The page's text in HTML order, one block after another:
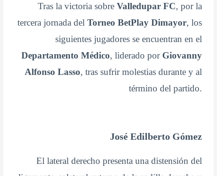
Tras la victoria sobre Valledupar FC, por la
tercera jornada del Torneo BetPlay Dimayor, los
siguientes jugadores se encuentran en el
Departamento Médico, liderado por Giovanny
Alfonso Lasso, tras sufrir molestias durante y al
término del partido.
José Edilberto Gómez
El lateral derecho presenta una distensión del